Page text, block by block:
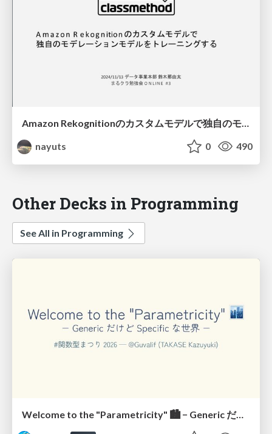
Amazon Rekognitionのカスタムモデルで独自のモデレーションモデルをトレーニングする
nayuts
0 490
Other Decks in Programming
See All in Programming
Welcome to the "Parametricity" 🏙️ − Generic だけど Specific な世界 −